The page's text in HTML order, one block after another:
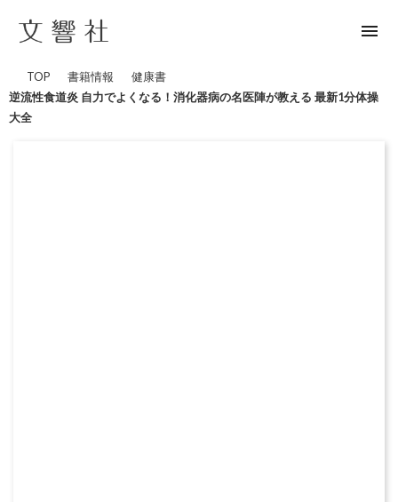
menu
TOP 書籍情報
健康書
逆流性食道炎 自力でよくなる！消化器病の名医陣が教える 最新1分体操
大全